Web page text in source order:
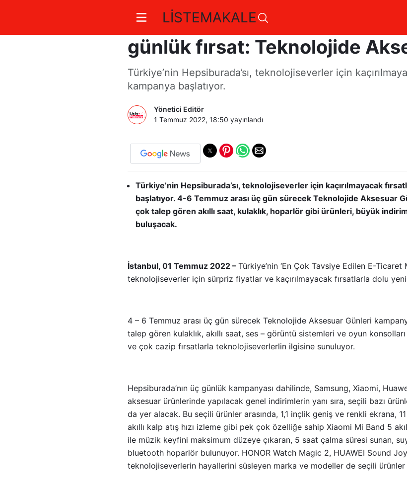
LİSTEMAKALE
Hepsiburada’dan çok özel
günlük fırsat: Teknolojide
Türkiye’nin Hepsiburada’sı, teknolojiseverler için
kampanya başlatıyor.
Yönetici Editör
1 Temmuz 2022, 18:50 yayınlandı
Türkiye’nin Hepsiburada’sı, teknolojiseverler için kaçırılmayacak
başlatıyor. 4-6 Temmuz arası üç gün sürecek Teknolojide Aksesuar
çok talep gören akıllı saat, kulaklık, hoparlör gibi ürünleri, büyük
buluşacak.
İstanbul, 01 Temmuz 2022 – Türkiye’nin ‘En Çok Tavsiye Edilen E-Ticaret
teknolojiseverler için sürpriz fiyatlar ve kaçırılmayacak fırsatlarla dolu yeni
4 – 6 Temmuz arası üç gün sürecek Teknolojide Aksesuar Günleri
talep gören kulaklık, akıllı saat, ses – görüntü sistemleri ve oyun
ve çok cazip fırsatlarla teknolojiseverlerlin ilgisine sunuluyor.
Hepsiburada’nın üç günlük kampanyası dahilinde, Samsung, Xiaomi,
aksesuar ürünlerinde yapılacak genel indirimlerin yanı sıra, seçili bazı
da yer alacak. Bu seçili ürünler arasında, 1,1 inçlik geniş ve renkli ekrana,
akıllı kalp atış hızı izleme gibi pek çok özelliğe sahip Xiaomi Mi Band 5
ile müzik keyfini maksimum düzeye çıkaran, 5 saat çalma süresi sunan,
bluetooth hoparlör bulunuyor. HONOR Watch Magic 2, HUAWEI Sound
teknolojiseverlerin hayallerini süsleyen marka ve modeller de seçili ürünler